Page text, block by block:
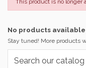
No products
Stay tuned! More products